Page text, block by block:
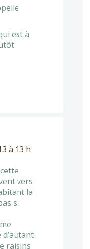
est à
à 13 h
vers
la
si
raisins